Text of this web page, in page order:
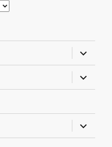
almenü
almenü
almenü